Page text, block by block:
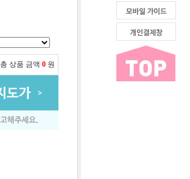
총 상품 금액 0 원